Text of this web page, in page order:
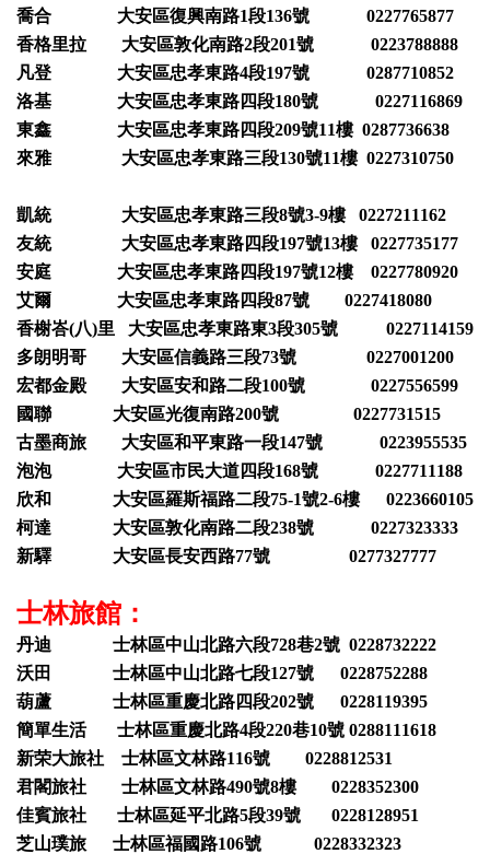
喬合 大安區復興南路1段136號 0227765877
香格里拉 大安區敦化南路2段201號 0223788888
凡登 大安區忠孝東路4段197號 0287710852
洛基 大安區忠孝東路四段180號 0227116869
東鑫 大安區忠孝東路四段209號11樓 0287736638
來雅 大安區忠孝東路三段130號11樓 0227310750
凱統 大安區忠孝東路三段8號3-9樓 0227211162
友統 大安區忠孝東路四段197號13樓 0227735177
安庭 大安區忠孝東路四段197號12樓 0227780920
艾爾 大安區忠孝東路四段87號 0227418080
香榭峇(八)里 大安區忠孝東路東3段305號 0227114159
多朗明哥 大安區信義路三段73號 0227001200
宏都金殿 大安區安和路二段100號 0227556599
國聯 大安區光復南路200號 0227731515
古墨商旅 大安區和平東路一段147號 0223955535
泡泡 大安區市民大道四段168號 0227711188
欣和 大安區羅斯福路二段75-1號2-6樓 0223660105
柯達 大安區敦化南路二段238號 0227323333
新驛 大安區長安西路77號 0277327777
士林旅館：
丹迪 士林區中山北路六段728巷2號 0228732222
沃田 士林區中山北路七段127號 0228752288
葫蘆 士林區重慶北路四段202號 0228119395
簡單生活 士林區重慶北路4段220巷10號 0288111618
新荣大旅社 士林區文林路116號 0228812531
君閣旅社 士林區文林路490號8樓 0228352300
佳賓旅社 士林區延平北路5段39號 0228128951
芝山璞旅 士林區福國路106號 0228332323